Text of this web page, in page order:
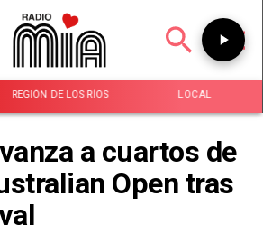
REGIÓN DE LOS RÍOS LOCAL
a cuartos de
Open tras